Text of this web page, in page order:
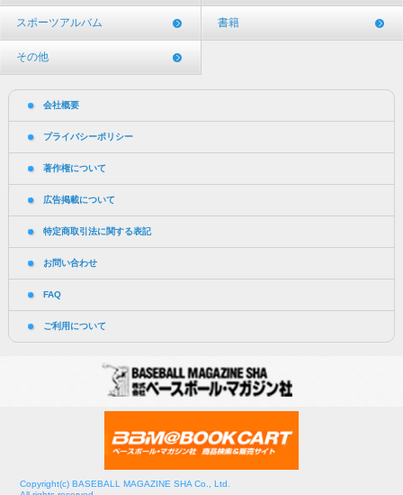
スポーツアルバム 書籍
その他
会社概要
プライバシーポリシー
著作権について
広告掲載について
特定商取引法に関する表記
お問い合わせ
FAQ
ご利用について
Copyright(c) BASEBALL MAGAZINE SHA Co., Ltd.